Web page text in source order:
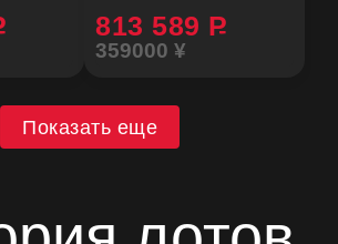
813 589 P
359000 ¥
Показать еще